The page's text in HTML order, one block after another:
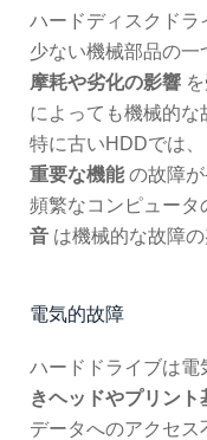
ハードディスクド
少ない機械部品の一
摩耗や劣化の影響
によっても機械的な
特に古いHDDでは、
重要な機能の故障が
頻繁なコンピュータ
音 は機械的な故障
電気的故障
ハードドライブは電
きヘッドやプリン
データへのアクセス